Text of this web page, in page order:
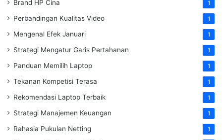
Brand HP Cina 1
Perbandingan Kualitas Video 1
Mengenal Efek Januari 1
Strategi Mengatur Garis Pertahanan 1
Panduan Memilih Laptop 1
Tekanan Kompetisi Terasa 1
Rekomendasi Laptop Terbaik 1
Strategi Manajemen Keuangan 1
Rahasia Pukulan Netting 1